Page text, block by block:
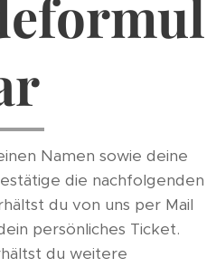
Namen sowie deine
die nachfolgenden
du von uns per Mail
persönliches Ticket.
du weitere